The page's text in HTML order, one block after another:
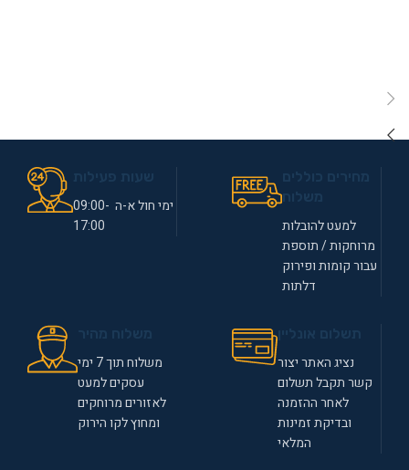
למעט להובלות
מרוחקות / תוספת
עבור קומות ופירוק
דלתות
ימי חול א-ה 09:00-
17:00
נציג האתר יצור
קשר תקבל תשלום
לאחר ההזמנה
ובדיקת זמינות
המלאי
משלוח תוך 7 ימי
עסקים למעט
לאזורים מרוחקים
ומחוץ לקו הירוק